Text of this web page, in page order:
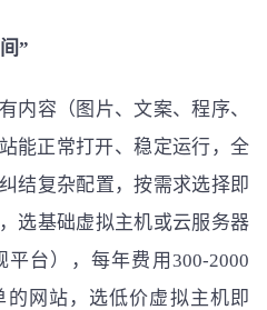
”
内容（图片、文案、程序、
能正常打开、稳定运行，全
结复杂配置，按需求选择即
选基础虚拟主机或云服务器
平台），每年费用300-2000
网站，选低价虚拟主机即